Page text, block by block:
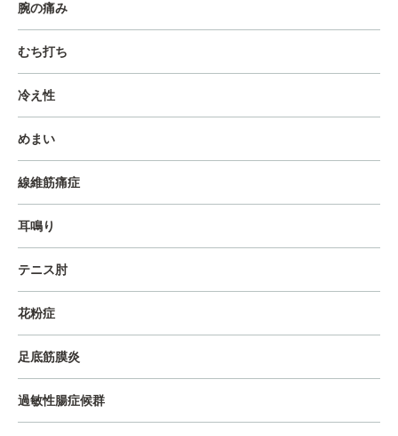
腕の痛み
むち打ち
冷え性
めまい
線維筋痛症
耳鳴り
テニス肘
花粉症
足底筋膜炎
過敏性腸症候群